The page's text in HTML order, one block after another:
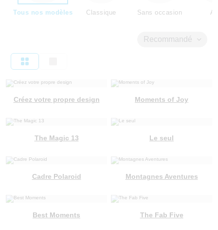
Tous nos modèles Classique Sans occasion
Recommandé
Créez votre propre design Moments of Joy
The Magic 13 Le seul
Cadre Polaroid Montagnes Aventures
Best Moments The Fab Five